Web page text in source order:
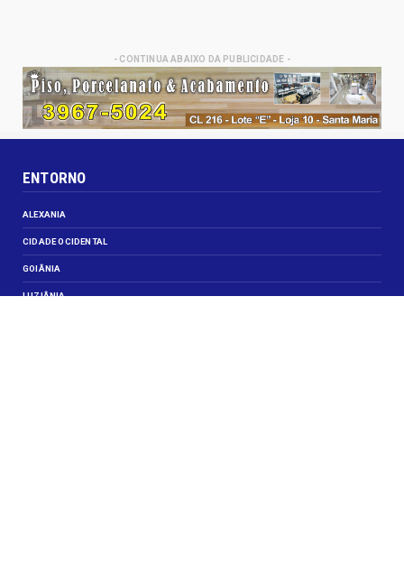
- CONTINUA ABAIXO DA PUBLICIDADE -
ENTORNO
ALEXANIA
CIDADE OCIDENTAL
GOIÂNIA
LUZIÂNIA